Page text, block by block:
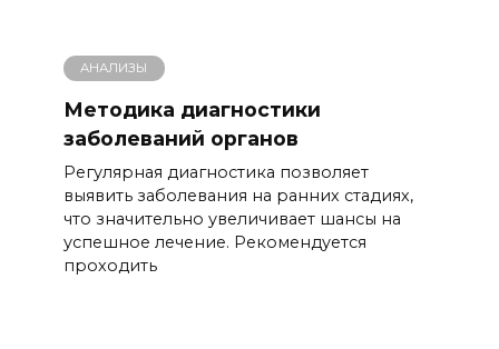
АНАЛИЗЫ
Методика диагностики
заболеваний органов
Регулярная диагностика позволяет
выявить заболевания на ранних стадиях,
что значительно увеличивает шансы на
успешное лечение. Рекомендуется
проходить